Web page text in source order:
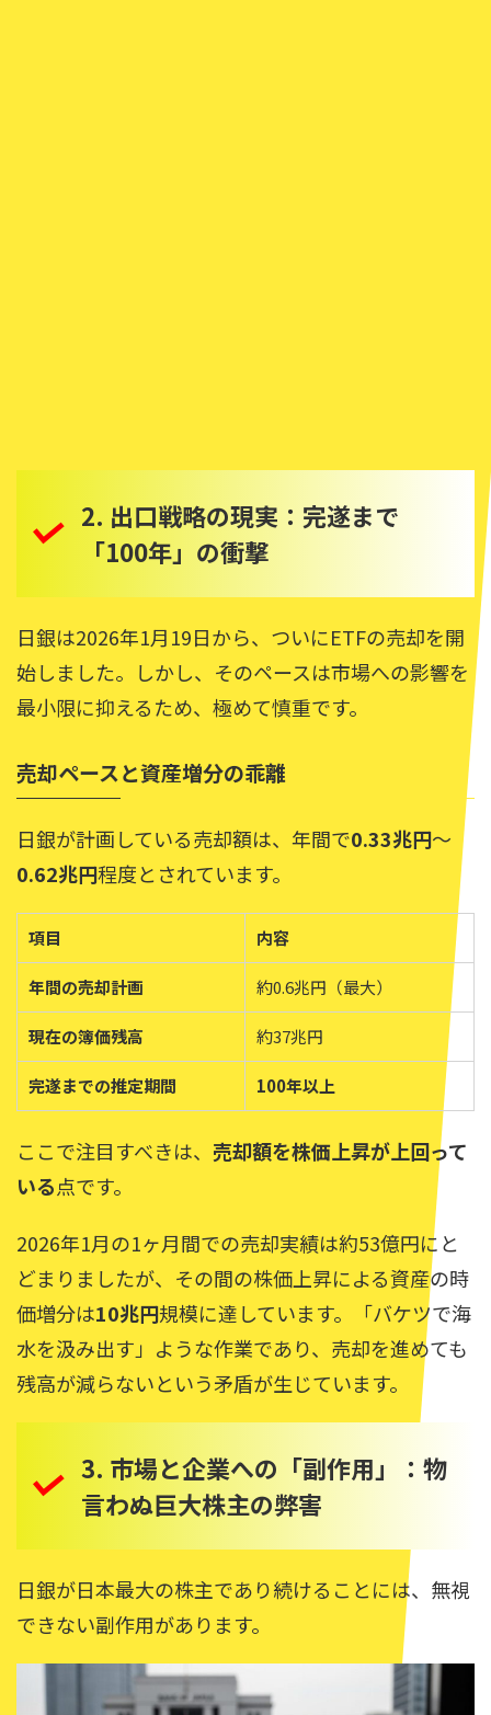
2. 出口戦略の現実：完遂まで
「100年」の衝撃
日銀は2026年1月19日から、ついにETFの売却を開
始しました。しかし、そのペースは市場への影響を
最小限に抑えるため、極めて慎重です。
売却ペースと資産増分の乖離
日銀が計画している売却額は、年間で0.33兆円〜
0.62兆円程度とされています。
項目 内容
年間の売却計画 約0.6兆円（最大）
現在の簿価残高 約37兆円
完遂までの推定期間 100年以上
ここで注目すべきは、 売却額を株価上昇が上回って
いる点です。
2026年1月の1ヶ月間での売却実績は約53億円にと
どまりましたが、その間の株価上昇による資産の時
価増分は10兆円規模に達しています。「バケツで海
水を汲み出す」ような作業であり、売却を進めても
残高が減らないという矛盾が生じています。
3. 市場と企業への「副作用」：物
言わぬ巨大株主の弊害
日銀が日本最大の株主であり続けることには、無視
できない副作用があります。